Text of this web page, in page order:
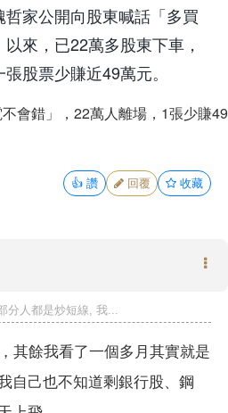
家公開向股東喊話「多買
來，已22萬多股東下車，
股票少賺近49萬元。
👍 讚 回覆 收藏
分人都是炒短線, 我...
其餘我看了一個多月其實就是
自己也不知道剩銀行股、鋼